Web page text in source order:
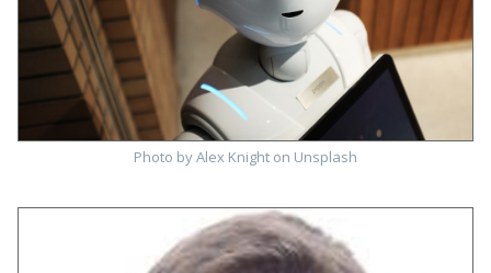
Photo by Alex Knight on Unsplash